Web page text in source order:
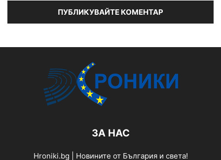
ЗА НАС
Hroniki.bg | Новините от България и света!